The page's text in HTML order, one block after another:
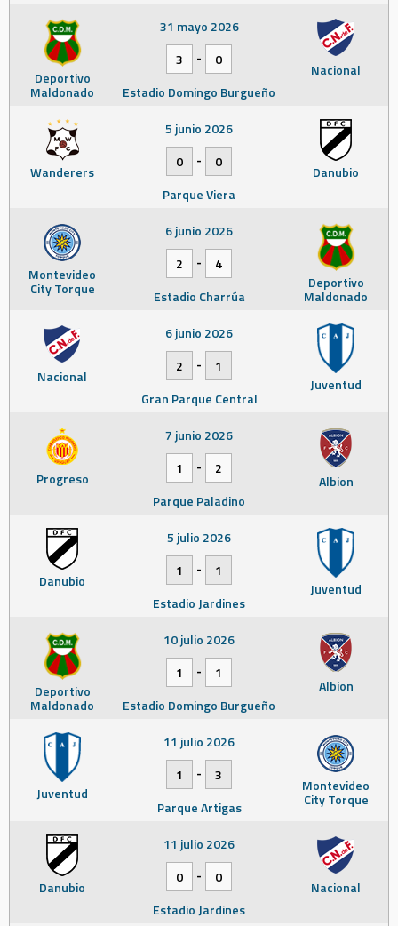
Deportivo
Maldonado
Nacional
31 mayo 2026
3
-
0
Estadio Domingo Burgueño
Wanderers Danubio
5 junio 2026
0
-
0
Parque Viera
Montevideo
City Torque Deportivo
Maldonado
6 junio 2026
2
-
4
Estadio Charrúa
Nacional Juventud
6 junio 2026
2
-
1
Gran Parque Central
Progreso Albion
7 junio 2026
1
-
2
Parque Paladino
Danubio Juventud
5 julio 2026
1
-
1
Estadio Jardines
Deportivo
Maldonado
Albion
10 julio 2026
1
-
1
Estadio Domingo Burgueño
Juventud Montevideo
City Torque
11 julio 2026
1
-
3
Parque Artigas
Danubio Nacional
11 julio 2026
0
-
0
Estadio Jardines